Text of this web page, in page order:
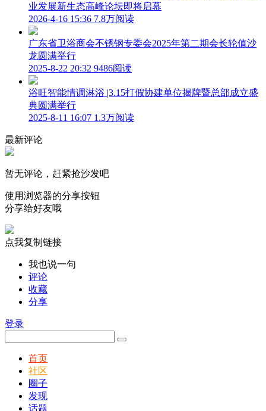
业发展新生态高峰论坛即将启幕
2026-4-16 15:36 7.8万阅读
广东省卫浴商会不锈钢专委会2025年第二期会长轮值沙
龙圆满举行
2025-8-22 20:32 9486阅读
浴旺智能情调淋浴 |3.15打假协建单位揭牌暨总部成立盛
典圆满举行
2025-8-11 16:07 1.3万阅读
最新评论
暂无评论，赶紧抢沙发吧
使用浏览器的分享按钮
分享给好友哦
点我复制链接
我也说一句
评论
收藏
分享
登录
首页
社区
圈子
发现
话题